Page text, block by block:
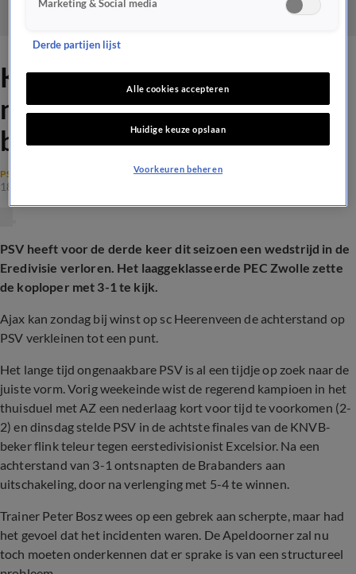
Koploper PSV lijdt eerste
nederlaag van 2025 op
bezoek bij PEC Zwolle
PSV
18 jan 2025, 18:06
PSV heeft voor de derde keer dit seizoen een wedstrijd in de
Eredivisie verloren. Het laaggeklasseerde PEC Zwolle zette
de koploper met 3-1 te kijk.
Ajax kan zondag bij winst op sc Heerenveen de achterstand op
PSV verkleinen tot een punt.
Het lange tijd ongenaakbare PSV is al een tijdje op zoek naar de
juiste vorm. Vorig weekeinde wist de regerend kampioen in het
thuisduel met AZ een nederlaag kort voor tijd te voorkomen (2-
2) en dinsdag stelde PSV in de achtste finales van de KNVB-
beker flink teleur tegen eerstedivisionist Excelsior. Na een
achterstand van 3-1 ontsnapten de Brabanders aan
uitschakeling, door na verlenging met 5-4 te winnen.
Trainer Peter Bosz wees op een gebrek aan scherpte, maar had
het gevoel dat het incidenten waren. De Apeldoorner zal nu
toch moeten onderkennen dat er sprake is van een structureel
Marketing & Social media
Derde partijen lijst
Alle cookies accepteren
Huidige keuze opslaan
Voorkeuren beheren